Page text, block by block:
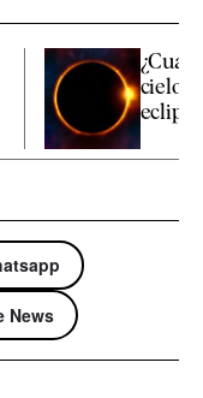
cielo
News